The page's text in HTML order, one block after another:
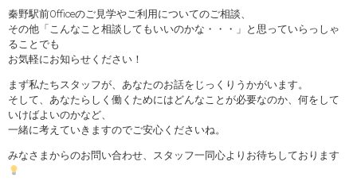
秦野駅前Officeのご見学やご利用についてのご相談、
その他「こんなこと相談してもいいのかな・・・」と思っていらっしゃ
ることでも
お気軽にお知らせください！
まず私たちスタッフが、あなたのお話をじっくりうかがいます。
そして、あなたらしく働くためにはどんなことが必要なのか、何をして
いけばよいのかなど、
一緒に考えていきますのでご安心くださいね。
みなさまからのお問い合わせ、スタッフ一同心よりお待ちしております